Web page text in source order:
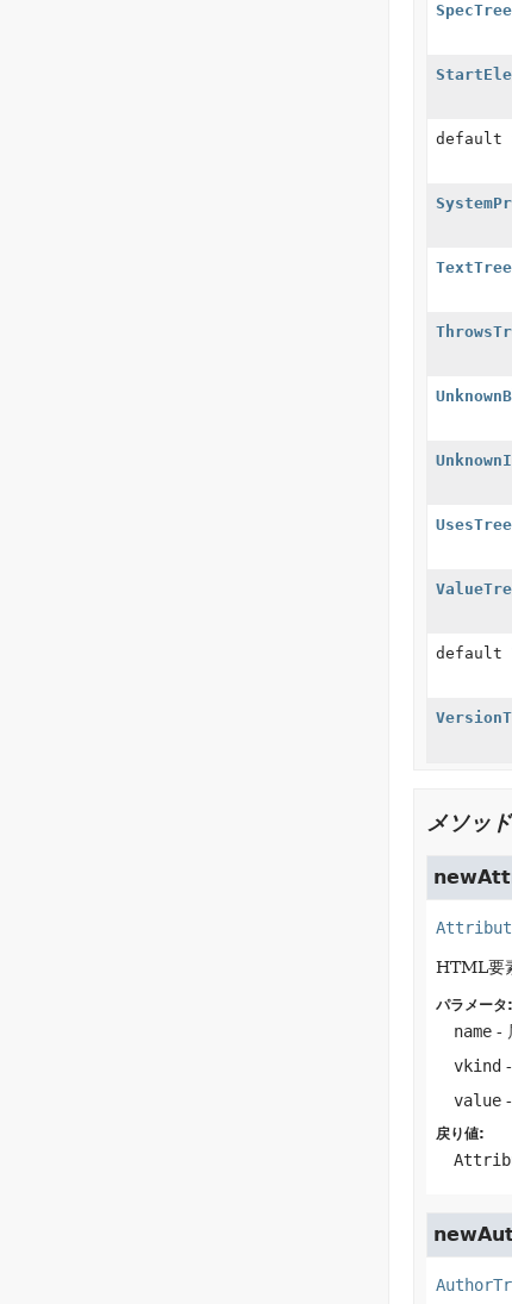
SpecTree
default
TextTree
UsesTree
default
メソッ
HTML要
パラメータ:
name-
vkind
value-
戻り値: